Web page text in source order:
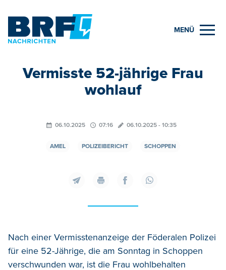
MENÜ
Vermisste 52-jährige Frau
wohlauf
06.10.2025 07:16 06.10.2025 - 10:35
AMEL POLIZEIBERICHT SCHOPPEN
Nach einer Vermisstenanzeige der Föderalen Polizei
für eine 52-Jährige, die am Sonntag in Schoppen
verschwunden war, ist die Frau wohlbehalten